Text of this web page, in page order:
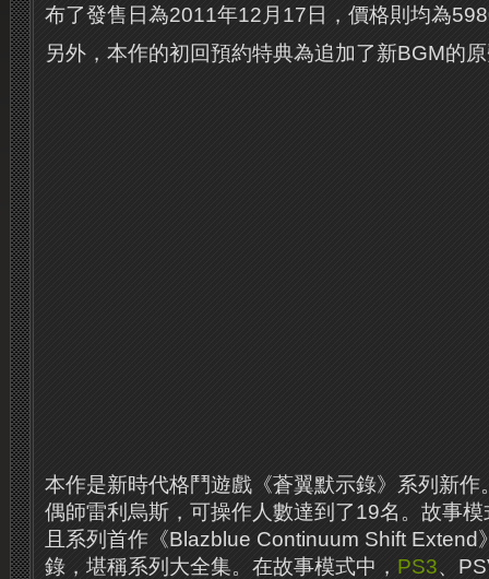
布了發售日為2011年12月17日，價格則均為
另外，本作的初回預約特典為追加了新BGM的
本作是新時代格鬥遊戲《蒼翼默示錄》系列新作
偶師雷利烏斯，可操作人數達到了19名。 故事模
且系列首作《Blazblue Continuum Shift Extend
錄，堪稱系列大全集。 在故事模式中， PS3、